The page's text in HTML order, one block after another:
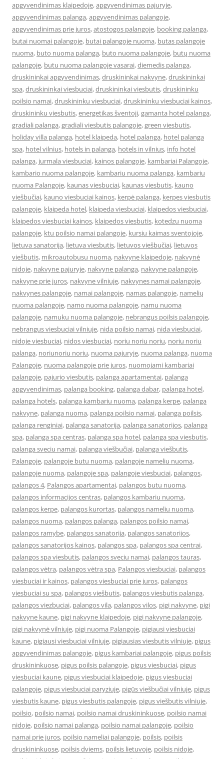
apgyvendinimas klaipedoje,apgyvendinimas pajuryje,
apgyvendinimas palanga,apgyvendinimas palangoje,
apgyvendinimas prie juros,atostogos palangoje, booking palanga,
butai nuomai palangoje, butai palangoje nuoma, butas palangoje
nuoma, buto nuoma palanga, buto nuoma palangoje, butų nuoma
palangoje, butu nuoma palangoje vasarai,diemedis palanga,
druskininkai apgyvendinimas,druskininkai nakvyne,druskininkai
spa,druskininkai viesbuciai,druskininkai viesbutis,druskininku
poilsio namai,druskininku viesbuciai,druskininku viesbuciai kainos,
druskininku viesbutis,energetikas šventoji,gamanta hotel palanga,
gradiali palanga,gradiali viesbutis palangoje,green viesbutis,
holiday villa palanga, hotel klaipeda, hotel palanga, hotel palanga
spa, hotel vilnius, hotels in palanga, hotels in vilnius, info hotel
palanga, jurmala viesbuciai, kainos palangoje, kambariai Palangoje,
kambario nuoma palangoje, kambariu nuoma palanga, kambariu
nuoma Palangoje, kaunas viesbuciai, kaunas viesbutis, kauno
viešbučiai, kauno viesbuciai kainos, kerpė palanga, kerpes viesbutis
palangoje, klaipeda hotel, klaipeda viesbuciai, klaipedos viesbuciai,
klaipedos viesbuciai kainos, klaipedos viesbutis, kotedzu nuoma
palangoje, ktu poilsio namai palangoje, kursiu kaimas sventojoje,
lietuva sanatorija, lietuva viesbutis, lietuvos viešbučiai, lietuvos
viešbutis, mikroautobusu nuoma, nakvyne klaipedoje, nakvynė
nidoje, nakvyne pajuryje, nakvyne palanga, nakvyne palangoje,
nakvyne prie juros, nakvyne vilniuje, nakvynes namai palangoje,
nakvynes palangoje, namai palangoje, namas palangoje, namelių
nuoma palangoje, namo nuoma palangoje, namu nuoma
palangoje, namuku nuoma palangoje, nebrangus poilsis palangoje,
nebrangus viesbuciai vilniuje, nida poilsio namai, nida viesbuciai,
nidoje viesbuciai, nidos viesbuciai, noriu noriu noriu, noriu noriu
palanga, noriunoriu noriu, nuoma pajuryje, nuoma palanga, nuoma
Palangoje, nuoma palangoje prie juros, nuomojami kambariai
palangoje, pajurio viesbutis, palanga apartamentai, palanga
apgyvendinimas, palanga booking, palanga dabar, palanga hotel,
palanga hotels, palanga kambariu nuoma, palanga kerpe, palanga
nakvyne, palanga nuoma, palanga poilsio namai, palanga poilsis,
palanga renginiai, palanga sanatorija, palanga sanatorijos, palanga
spa, palanga spa centras, palanga spa hotel, palanga spa viesbutis,
palanga sveciu namai, palanga viešbučiai, palanga viešbutis,
Palangoje, palangoje butu nuoma, palangoje nameliu nuoma,
palangoje nuoma, palangoje spa, palangoje viesbuciai, palangos,
palangos 4, Palangos apartamentai, palangos butu nuoma,
palangos informacijos centras, palangos kambariu nuoma,
palangos kerpe, palangos kurortas, palangos nameliu nuoma,
palangos nuoma, palangos palanga, palangos poilsio namai,
palangos ramybe, palangos sanatorija, palangos sanatorijos,
palangos sanatorijos kainos, palangos spa, palangos spa centrai,
palangos spa viesbutis, palangos sveciu namai, palangos tauras,
palangos vėtra, palangos vėtra spa, Palangos viesbuciai, palangos
viesbuciai ir kainos, palangos viesbuciai prie juros, palangos
viesbuciai su spa, palangos viešbutis, palangos viesbutis palanga,
palangos viezbuciai, palangos vila, palangos vilos, pigi nakvyne, pigi
nakvyne kaune, pigi nakvyne klaipedoje, pigi nakvyne palangoje,
pigi nakvynė vilniuje, pigi nuoma Palangoje, pigiausi viesbuciai
kaune, pigiausi viesbuciai vilniuje, pigiausias viesbutis vilniuje, pigus
apgyvendinimas palangoje, pigus kambariai palangoje, pigus poilsis
druskininkuose, pigus poilsis palangoje, pigus viesbuciai, pigus
viesbuciai kaune, pigus viesbuciai klaipedoje, pigus viesbuciai
palangoje, pigus viesbuciai paryziuje, pigūs viešbučiai vilniuje, pigus
viesbutis kaune, pigus viesbutis palangoje, pigus viešbutis vilniuje,
poilsio, poilsio namai, poilsio namai druskininkuose, poilsio namai
nidoje, poilsio namai palanga, poilsio namai palangoje, poilsio
namai prie juros, poilsio nameliai palangoje, poilsis, poilsis
druskininkuose, poilsis dviems, poilsis lietuvoje, poilsis nidoje,